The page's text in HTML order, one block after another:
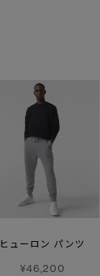
ヒューロン パンツ
¥46,200